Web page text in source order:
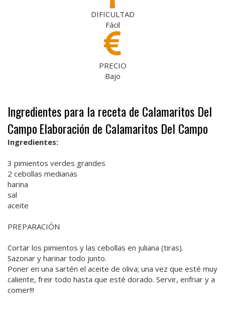
DIFICULTAD
Fácil
PRECIO
Bajo
Ingredientes para la receta de Calamaritos Del
CampoElaboración de Calamaritos Del Campo
Ingredientes:
3 pimientos verdes grandes
2 cebollas medianas
harina
sal
aceite
PREPARACIÓN
Cortar los pimientos y las cebollas en juliana (tiras).
Sazonar y harinar todo junto.
Poner en una sartén el aceite de oliva; una vez que esté muy
caliente, freir todo hasta que esté dorado. Servir, enfriar y a
comer!!!